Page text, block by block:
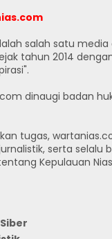
salah satu media
tahun 2014
dinaugi badan
tugas,
serta selalu
Kepulauan Nias